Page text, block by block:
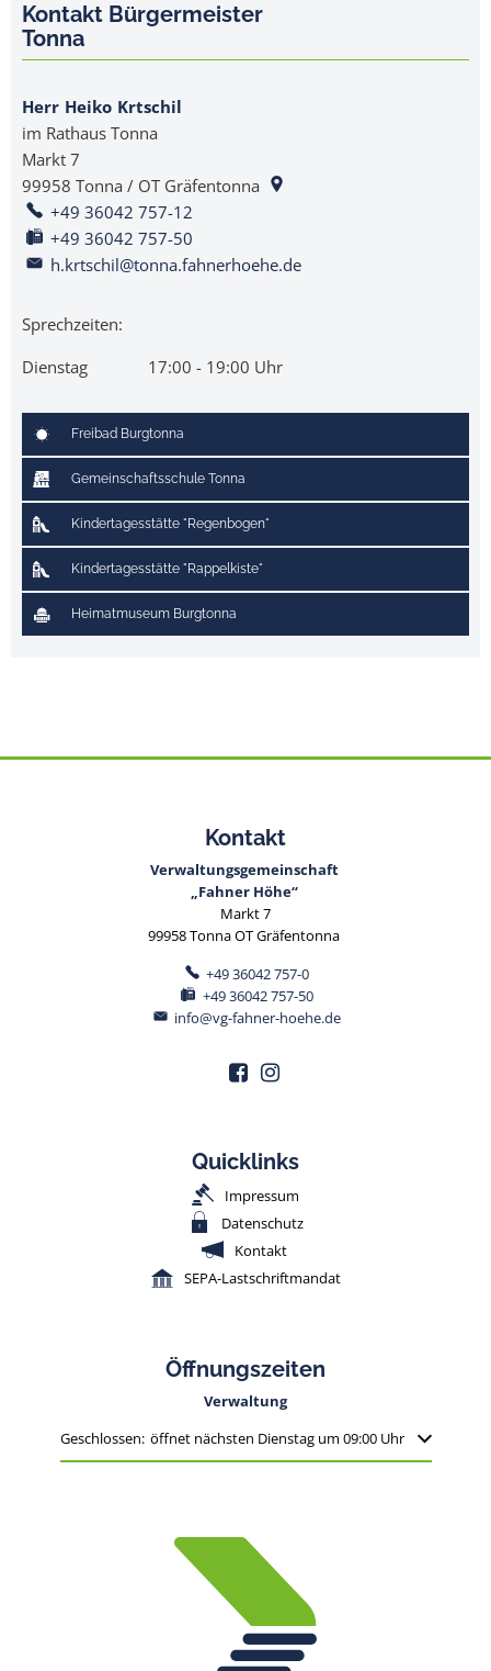
Kontakt Bürgermeister
Tonna
Herr Heiko Krtschil
im Rathaus Tonna
Markt 7
99958 Tonna / OT Gräfentonna
+49 36042 757-12
+49 36042 757-50
h.krtschil@tonna.fahnerhoehe.de
Sprechzeiten:
Dienstag
17:00 - 19:00 Uhr
Freibad Burgtonna
Gemeinschaftsschule Tonna
Kindertagesstätte "Regenbogen"
Kindertagesstätte "Rappelkiste"
Heimatmuseum Burgtonna
Kontakt
Verwaltungsgemeinschaft
„Fahner Höhe“
Markt 7
99958 Tonna OT Gräfentonna
+49 36042 757-0
+49 36042 757-50
info@vg-fahner-hoehe.de
Quicklinks
Impressum
Datenschutz
Kontakt
SEPA-Lastschriftmandat
Öffnungszeiten
Verwaltung
Klicken, um weitere Öffnungs- oder Schließzeiten auszublenden
Geschlossen: öffnet nächsten Dienstag um 09:00 Uhr